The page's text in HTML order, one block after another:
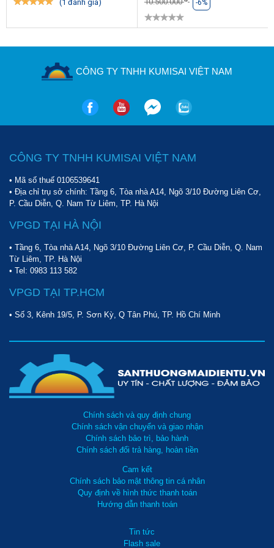
Nên vệ sinh hệ thống lọc gió ngay sau khi vận hành
Những thông tin chi tiết mà chúng tôi đã chia sẻ trong bài viết
trên đây về sản phẩm máy nén khí mini Kumisai KMS-1570, hy
vọng đã giúp ích được cho người dùng trước khi đưa ra quyết
này thì hãy liên hệ ngay với
các nhân viên chăm sóc tư vấn nhanh chóng nhé.
(1 đánh giá) 10.500.000 -6%
CÔNG TY TNHH KUMISAI VIỆT NAM
CÔNG TY TNHH KUMISAI VIỆT NAM
• Mã số thuế 0106539641
• Địa chỉ trụ sở chính: Tầng 6, Tòa nhà A14, Ngõ 3/10 Đường Liên Cơ,
P. Cầu Diễn, Q. Nam Từ Liêm, TP. Hà Nội
VPGD TẠI HÀ NỘI
• Tầng 6, Tòa nhà A14, Ngõ 3/10 Đường Liên Cơ, P. Cầu Diễn, Q. Nam
Từ Liêm, TP. Hà Nội
• Tel: 0983 113 582
VPGD TẠI TP.HCM
• Số 3, Kênh 19/5, P. Sơn Kỳ, Q Tân Phú, TP. Hồ Chí Minh
Chính sách và quy định chung
Chính sách vận chuyển và giao nhận
Chính sách bảo trì, bảo hành
Chính sách đổi trả hàng, hoàn tiền
Cam kết
Chính sách bảo mật thông tin cá nhân
Quy định về hình thức thanh toán
Hướng dẫn thanh toán
Tin tức
Flash sale